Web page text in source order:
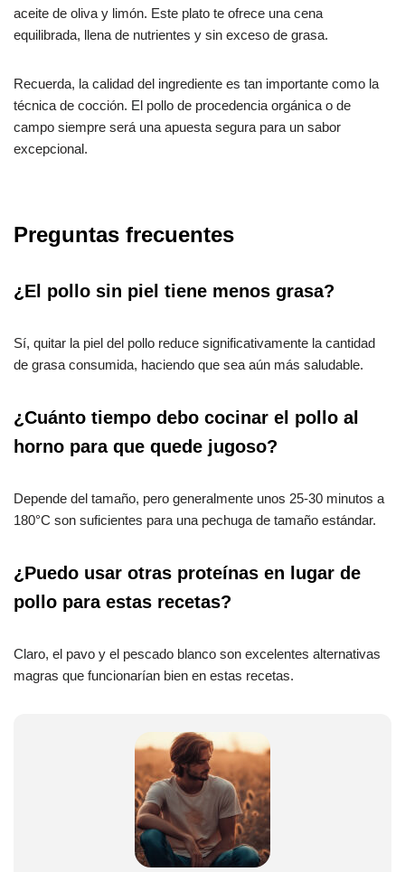
aceite de oliva y limón. Este plato te ofrece una cena
equilibrada, llena de nutrientes y sin exceso de grasa.
Recuerda, la calidad del ingrediente es tan importante como la
técnica de cocción. El pollo de procedencia orgánica o de
campo siempre será una apuesta segura para un sabor
excepcional.
Preguntas frecuentes
¿El pollo sin piel tiene menos grasa?
Sí, quitar la piel del pollo reduce significativamente la cantidad
de grasa consumida, haciendo que sea aún más saludable.
¿Cuánto tiempo debo cocinar el pollo al
horno para que quede jugoso?
Depende del tamaño, pero generalmente unos 25-30 minutos a
180°C son suficientes para una pechuga de tamaño estándar.
¿Puedo usar otras proteínas en lugar de
pollo para estas recetas?
Claro, el pavo y el pescado blanco son excelentes alternativas
magras que funcionarían bien en estas recetas.